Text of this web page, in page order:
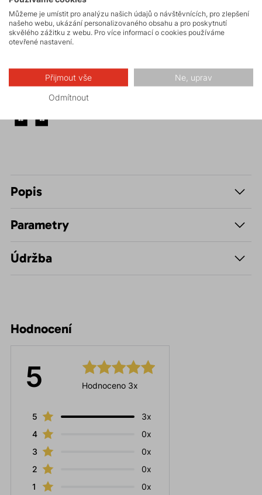
Turistika
ferraty
Volnočasové –
Popis
Parametry
Údržba
Hodnocení
5 Hodnoceno 3x
5
3x
4
0x
3
0x
2
0x
1
0x
Můžeme je umístit pro analýzu našich údajů o návštěvnících, pro zlepšení
našeho webu, ukázání personalizovaného obsahu a pro poskytnutí
skvělého zážitku z webu. Pro více informací o cookies používáme
otevřené nastavení.
Přijmout vše Ne, uprav
Odmítnout